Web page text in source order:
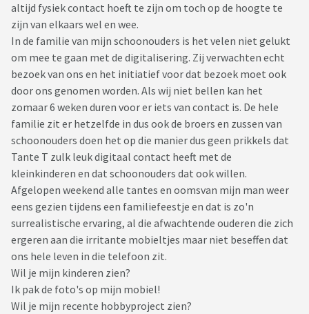
altijd fysiek contact hoeft te zijn om toch op de hoogte te
zijn van elkaars wel en wee.
In de familie van mijn schoonouders is het velen niet gelukt
om mee te gaan met de digitalisering. Zij verwachten echt
bezoek van ons en het initiatief voor dat bezoek moet ook
door ons genomen worden. Als wij niet bellen kan het
zomaar 6 weken duren voor er iets van contact is. De hele
familie zit er hetzelfde in dus ook de broers en zussen van
schoonouders doen het op die manier dus geen prikkels dat
Tante T zulk leuk digitaal contact heeft met de
kleinkinderen en dat schoonouders dat ook willen.
Afgelopen weekend alle tantes en oomsvan mijn man weer
eens gezien tijdens een familiefeestje en dat is zo'n
surrealistische ervaring, al die afwachtende ouderen die zich
ergeren aan die irritante mobieltjes maar niet beseffen dat
ons hele leven in die telefoon zit.
Wil je mijn kinderen zien?
Ik pak de foto's op mijn mobiel!
Wil je mijn recente hobbyproject zien?